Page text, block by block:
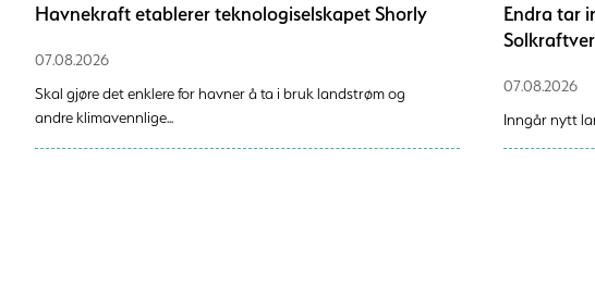
Havnekraft etablerer teknologiselskapet Shorly
07.08.2026
Skal gjøre det enklere for havner å ta i bruk landstrøm og
andre klimavennlige...
Endra tar
07.08.2026
Inngår nytt